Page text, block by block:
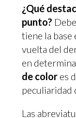
¿Qué
punto?
tiene la base
vuelta del
en
de colores
peculiaridad
Las